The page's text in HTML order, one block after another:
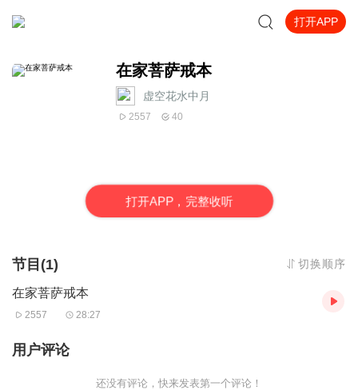
打开APP
在家菩萨戒本
虚空花水中月
2557 40
打开APP，完整收听
节目(1) 切换顺序
在家菩萨戒本
2557 28:27
用户评论
还没有评论，快来发表第一个评论！